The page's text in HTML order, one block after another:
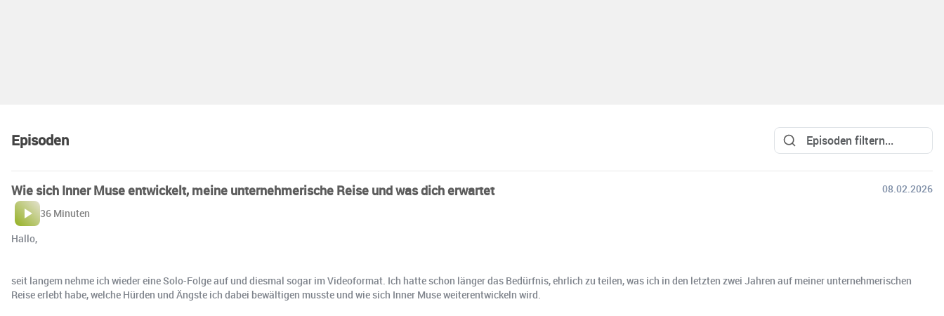
Episoden
Wie sich Inner Muse entwickelt, meine unternehmerische Reise und was dich erwartet
08.02.2026
36 Minuten
Hallo,
seit langem nehme ich wieder eine Solo-Folge auf und diesmal sogar im Videoformat. Ich hatte schon länger das Bedürfnis, ehrlich zu teilen, was ich in den letzten zwei Jahren auf meiner unternehmerischen
Reise erlebt habe, welche Hürden und Ängste ich dabei bewältigen musste und wie sich Inner Muse weiterentwickeln wird.